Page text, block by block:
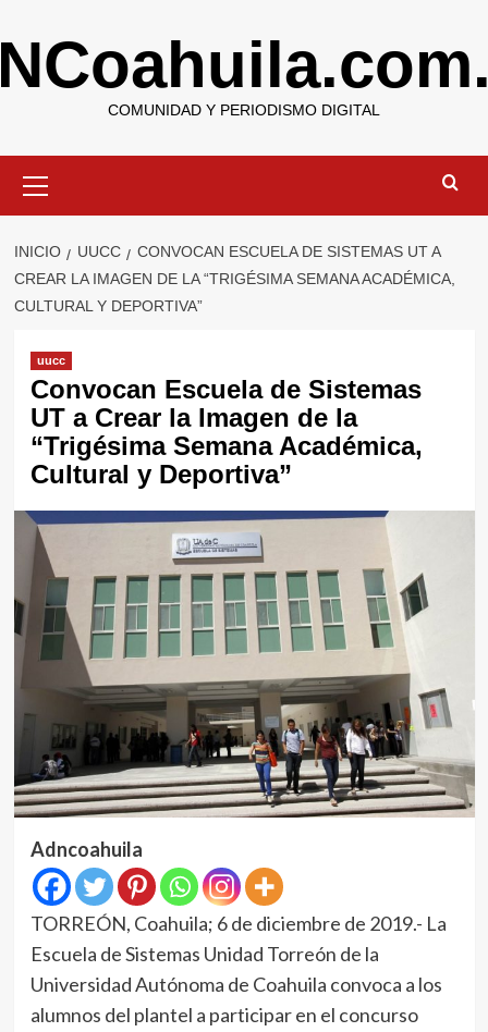
al
contenido
COMUNIDAD Y PERIODISMO DIGITAL
primario
INICIO UUCC
CONVOCAN ESCUELA DE SISTEMAS UT A
CREAR LA IMAGEN DE LA “TRIGÉSIMA SEMANA ACADÉMICA,
CULTURAL Y DEPORTIVA”
uucc
Convocan Escuela de Sistemas
UT a Crear la Imagen de la
“Trigésima Semana Académica,
Cultural y Deportiva”
Adncoahuila
TORREÓN, Coahuila; 6 de diciembre de 2019.- La
Escuela de Sistemas Unidad Torreón de la
Universidad Autónoma de Coahuila convoca a los
alumnos del plantel a participar en el concurso